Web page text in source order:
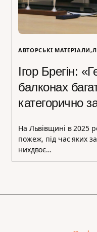
АВТОРСЬКІ МАТЕРІАЛИ
Ігор Брегін:
балконах
категорично
На Львівщині в 2025
пожеж, під час яких
нихдвоє…